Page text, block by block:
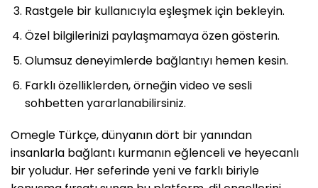
Rastgele bir kullanıcıyla eşleşmek için bekleyin.
Özel bilgilerinizi paylaşmamaya özen gösterin.
Olumsuz deneyimlerde bağlantıyı hemen kesin.
Farklı özelliklerden, örneğin video ve sesli
sohbetten yararlanabilirsiniz.
Omegle Türkçe, dünyanın dört bir yanından
insanlarla bağlantı kurmanın eğlenceli ve heyecanlı
bir yoludur. Her seferinde yeni ve farklı biriyle